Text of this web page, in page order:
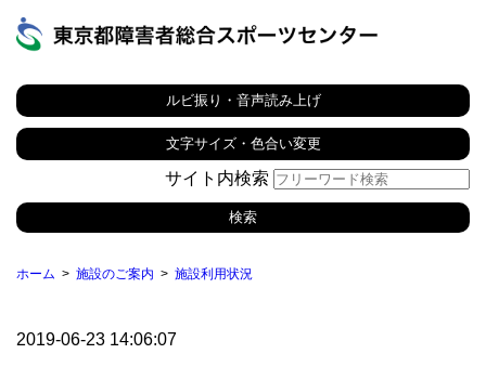
ルビ振り・音声読み上げ
文字サイズ・色合い変更
サイト内検索
ホーム 施設のご案内 施設利用状況
2019-06-23 14:06:07